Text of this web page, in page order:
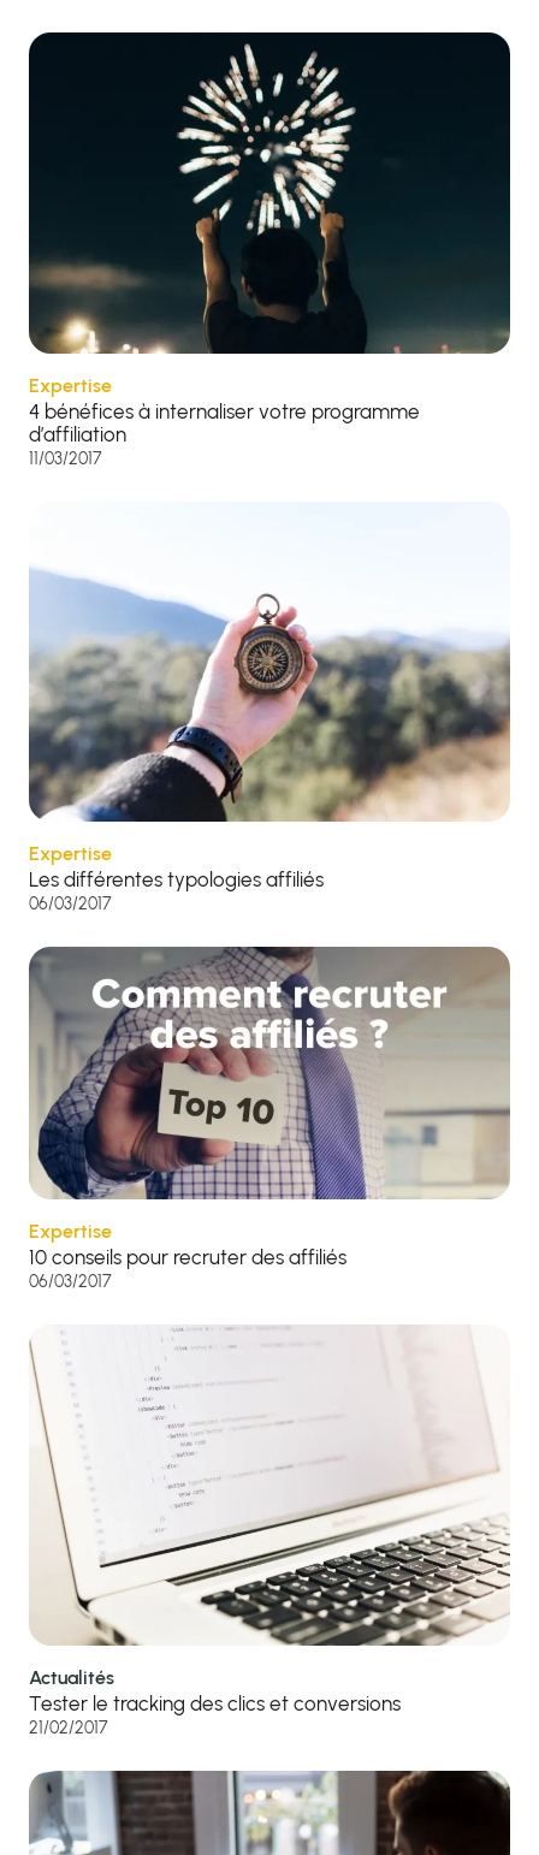
Expertise
4 bénéfices à internaliser votre programme
d’affiliation
11/03/2017
Expertise
Les différentes typologies affiliés
06/03/2017
Expertise
10 conseils pour recruter des affiliés
06/03/2017
Actualités
Tester le tracking des clics et conversions
21/02/2017